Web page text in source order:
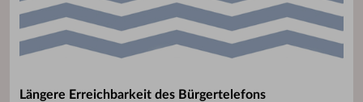
Längere Erreichbarkeit des Bürgertelefons